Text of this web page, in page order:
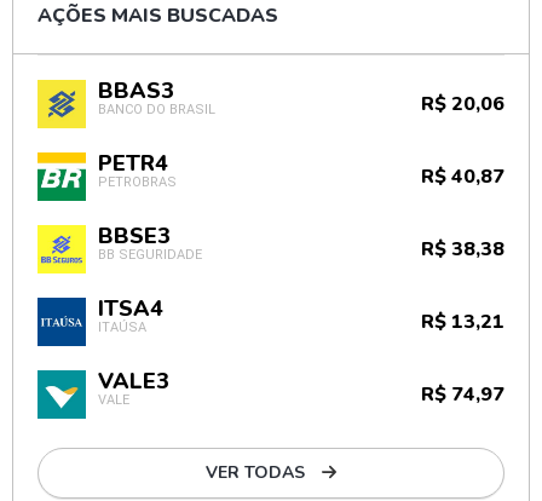
AÇÕES MAIS BUSCADAS
BBAS3
BANCO DO BRASIL R$ 20,06
PETR4
PETROBRAS R$ 40,87
BBSE3
BB SEGURIDADE R$ 38,38
ITSA4
ITAÚSA R$ 13,21
VALE3
VALE R$ 74,97
VER TODAS